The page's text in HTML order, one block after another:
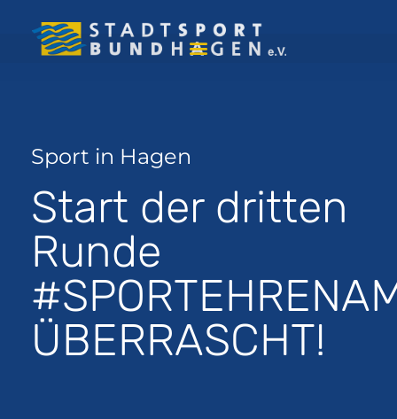
Sport in Hagen
Start der dritten
Runde
ÜBERRASCHT!